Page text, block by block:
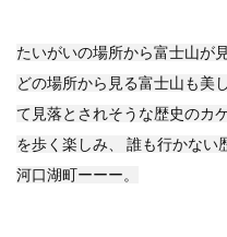
たいがいの場所から富士山が
どの場所から見る富士山も美
て見落とされそうな歴史のカ
を歩く楽しみ、 誰も行かない
河口湖町ーーー。